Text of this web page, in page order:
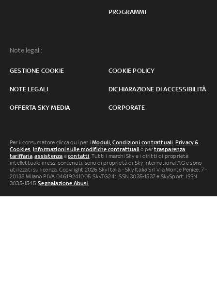
PROGRAMMI
Note legali:
GESTIONE COOKIE COOKIE POLICY
NOTE LEGALI DICHIARAZIONE DI ACCESSIBILITÀ
OFFERTA SKY MEDIA CORPORATE
Per il consumatore clicca qui per iModuli, Condizioni contrattuali, Privacy &
Cookies, informazioni sulle modifiche contrattuali o pertrasparenza
tariffaria,assistenza econtatti. Tutti i marchi Sky e i diritti di proprietà
intellettuale in essi contenuti, sono di proprietà di Sky international AG e sono
utilizzati su licenza. Copyright 2026 Sky Italia - Sky Italia Srl Via Monte Penice, 7 -
20138 Milano P.IVA 04619241005. SkyTG24: ISSN 3035-1537 e SkySport: ISSN
3035-1545.Segnalazione Abusi